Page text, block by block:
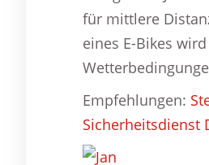
für mittlere
eines E-Bikes
Empfehlungen:
Sicherheitsdienst